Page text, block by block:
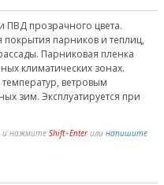
ПВД прозрачного цвета.
покрытия парников и теплиц,
Парниковая пленка
климатических зонах.
ветровым
зим. Эксплуатируется при
и нажмите Shift+Enterили напишите